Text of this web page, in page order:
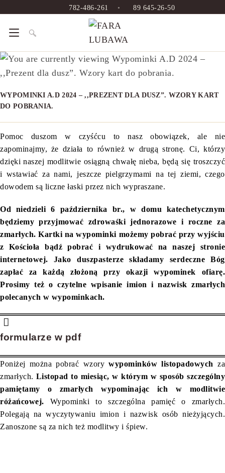
to
content
782-486-261 • 89 645-26-50
WYPOMINKI A.D 2024 – ,,PREZENT DLA DUSZ”. WZORY KART
DO POBRANIA.
Pomoc duszom w czyśćcu to nasz obowiązek, ale nie
zapominajmy, że działa to również w drugą stronę. Ci, którzy
dzięki naszej modlitwie osiągną chwałę nieba, będą się troszczyć
i wstawiać za nami, jeszcze pielgrzymami na tej ziemi, czego
dowodem są liczne łaski przez nich wypraszane.
Od niedzieli 6 października br., w domu katechetycznym
będziemy przyjmować zdrowaśki jednorazowe i roczne za
zmarłych. Kartki na wypominki możemy pobrać przy wyjściu
z Kościoła bądź pobrać i wydrukować na naszej stronie
internetowej. Jako duszpasterze składamy serdeczne Bóg
zapłać za każdą złożoną przy okazji wypominek ofiarę.
Prosimy też o czytelne wpisanie imion i nazwisk zmarłych
polecanych w wypominkach.
formularze w pdf
Poniżej można pobrać wzorywypominków listopadowych za
zmarłych. Listopad to miesiąc, w którym w sposób szczególny
pamiętamy o zmarłych wypominając ich w modlitwie
różańcowej. Wypominki to szczególna pamięć o zmarłych.
Polegają na wyczytywaniu imion i nazwisk osób nieżyjących.
Zanoszone są za nich też modlitwy i śpiew.